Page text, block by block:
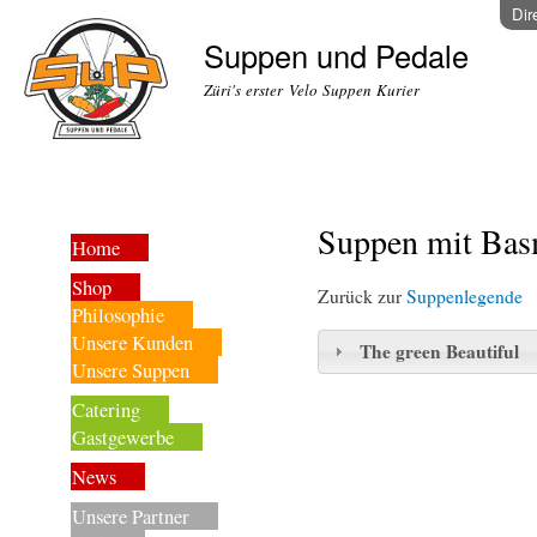
Suppen und Pedale
Züri's erster Velo Suppen Kurier
Home
Shop
Philosophie
Unsere Kunden
Unsere Suppen
Catering
Gastgewerbe
News
Unsere Partner
Suppen mit
Zurück zurSuppenlegende
The green Beautiful